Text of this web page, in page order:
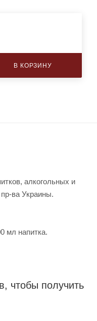
В КОРЗИНУ
алкогольных и
ва Украины.
мл напитка.
чтобы получить